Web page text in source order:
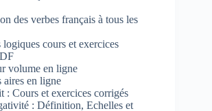
des verbes français à tous les
logiques cours et exercices
volume en ligne
aires en ligne
: Cours et exercices corrigés
: Définition, Echelles et